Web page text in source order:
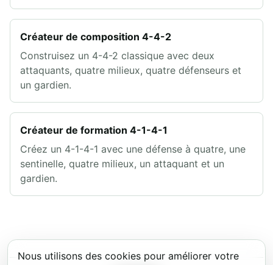
Nous utilisons des cookies pour améliorer votre
Créateur de composition 4-4-2
Construisez un 4-4-2 classique avec deux
attaquants, quatre milieux, quatre défenseurs et
un gardien.
Créateur de formation 4-1-4-1
Créez un 4-1-4-1 avec une défense à quatre, une
sentinelle, quatre milieux, un attaquant et un
gardien.